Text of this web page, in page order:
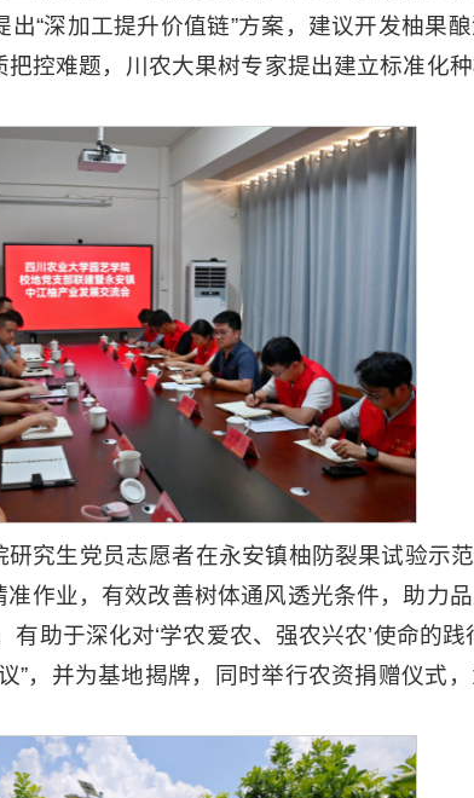
“深加工提升价值链”方案，建议开发柚果
控难题，川农大果树专家提出建立标准化
究生党员志愿者在永安镇柚防裂果试验示
准作业，有效改善树体通风透光条件，助力
助于深化对‘学农爱农、强农兴农’使命的践
”，并为基地揭牌，同时举行农资捐赠仪式